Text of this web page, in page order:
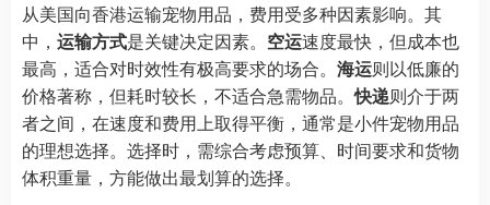
从美国向香港运输宠物用品，费用受多种因素影响。其
中， 运输方式是关键决定因素。 空运速度最快，但成本也
最高，适合对时效性有极高要求的场合。 海运则以低廉的
价格著称，但耗时较长，不适合急需物品。快递则介于两
者之间，在速度和费用上取得平衡，通常是小件宠物用品
的理想选择。选择时，需综合考虑预算、时间要求和货物
体积重量，方能做出最划算的选择。